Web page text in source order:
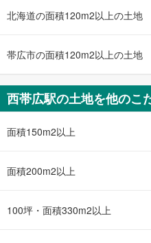
土地面積
根室本線
北海道の面積120m2以上の土地
帯広市の面積120m2以上の土地
西帯広駅の土地を他のこ
面積150m2以上
面積200m2以上
100坪・面積330m2以上